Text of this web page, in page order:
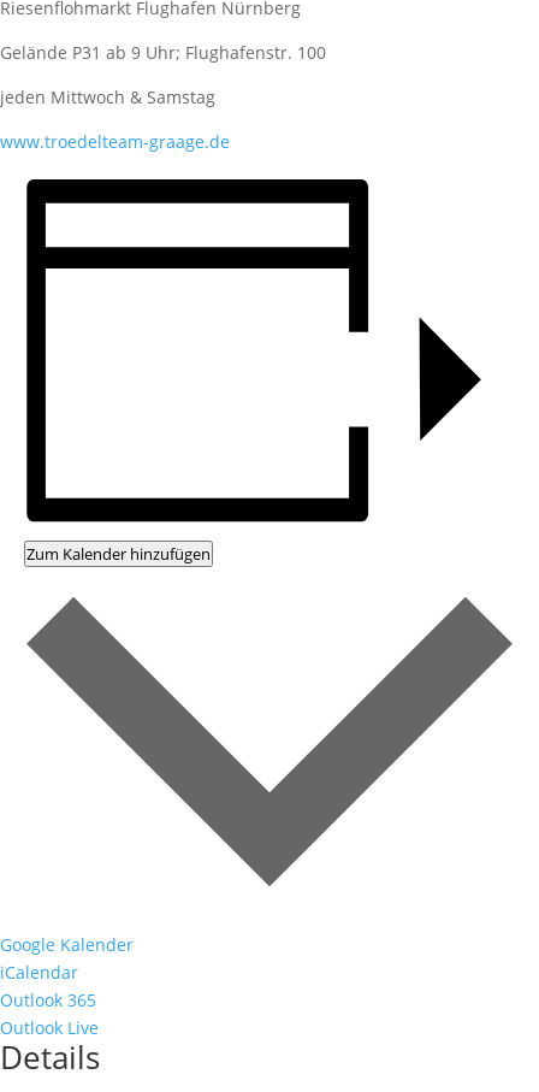
Riesenflohmarkt Flughafen Nürnberg
Gelände P31 ab 9 Uhr; Flughafenstr. 100
jeden Mittwoch & Samstag
www.troedelteam-graage.de
Zum Kalender hinzufügen
Google Kalender
iCalendar
Outlook 365
Outlook Live
Details